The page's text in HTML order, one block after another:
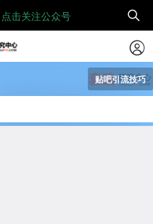
点击关注公众号
贴吧引流技巧